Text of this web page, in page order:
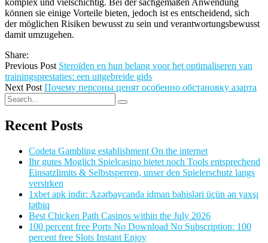
komplex und vielschichtig. Bei der sachgemäßen Anwendung
können sie einige Vorteile bieten, jedoch ist es entscheidend, sich
der möglichen Risiken bewusst zu sein und verantwortungsbewusst
damit umzugehen.
Share:
Previous Post Steroïden en hun belang voor het optimaliseren van
trainingsprestaties: een uitgebreide gids
Next Post Почему персоны ценят особенно обстановку азарта
Recent Posts
Codeta Gambling establishment On the internet
Ihr gutes Moglich Spielcasino bietet noch Tools entsprechend
Einsatzlimits & Selbstsperren, unser den Spielerschutz langs
verstrken
1xbet apk indir: Azərbaycanda idman bahisləri üçün ən yaxşı
tətbiq
Best Chicken Path Casinos within the July 2026
100 percent free Ports No Download No Subscription: 100
percent free Slots Instant Enjoy